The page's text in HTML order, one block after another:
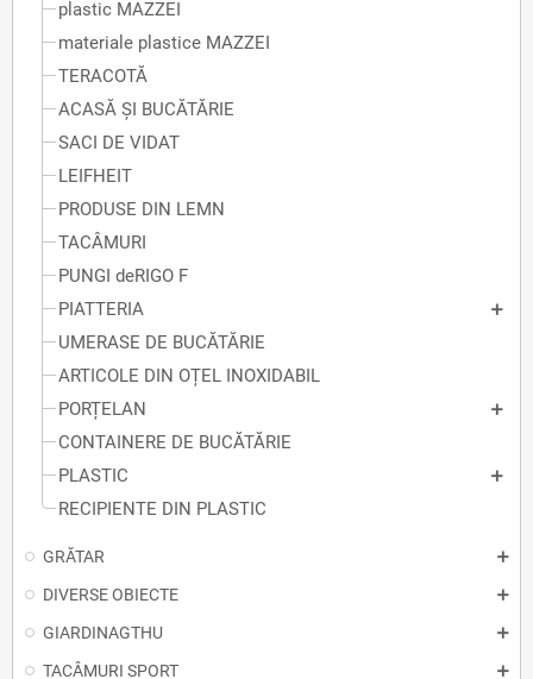
plastic MAZZEI
materiale plastice MAZZEI
TERACOTĂ
ACASĂ ȘI BUCĂTĂRIE
SACI DE VIDAT
LEIFHEIT
PRODUSE DIN LEMN
TACÂMURI
PUNGI deRIGO F
PIATTERIA
UMERASE DE BUCĂTĂRIE
ARTICOLE DIN OȚEL INOXIDABIL
PORȚELAN
CONTAINERE DE BUCĂTĂRIE
PLASTIC
RECIPIENTE DIN PLASTIC
GRĂTAR
DIVERSE OBIECTE
GIARDINAGTHU
TACÂMURI SPORT